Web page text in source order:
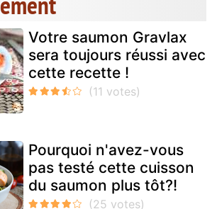
Votre saumon Gravlax
sera toujours réussi avec
cette recette !
Pourquoi n'avez-vous
pas testé cette cuisson
du saumon plus tôt?!